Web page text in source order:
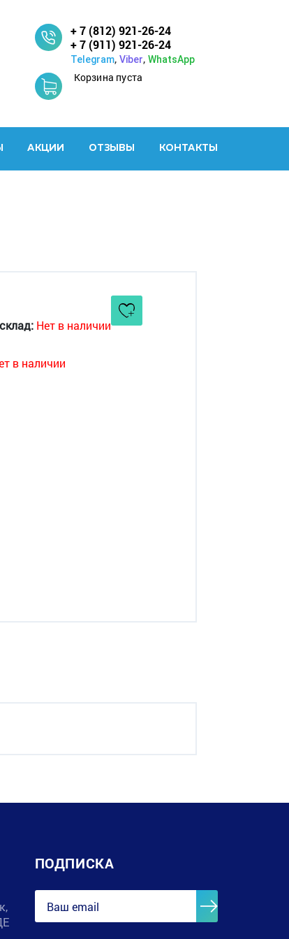
+ 7 (812) 921-26-24
+ 7 (911) 921-26-24
Telegram, Viber, WhatsApp
Корзина пуста
АКЦИИ ОТЗЫВЫ КОНТАКТЫ
Нет в наличии
в наличии
ПОДПИСКА